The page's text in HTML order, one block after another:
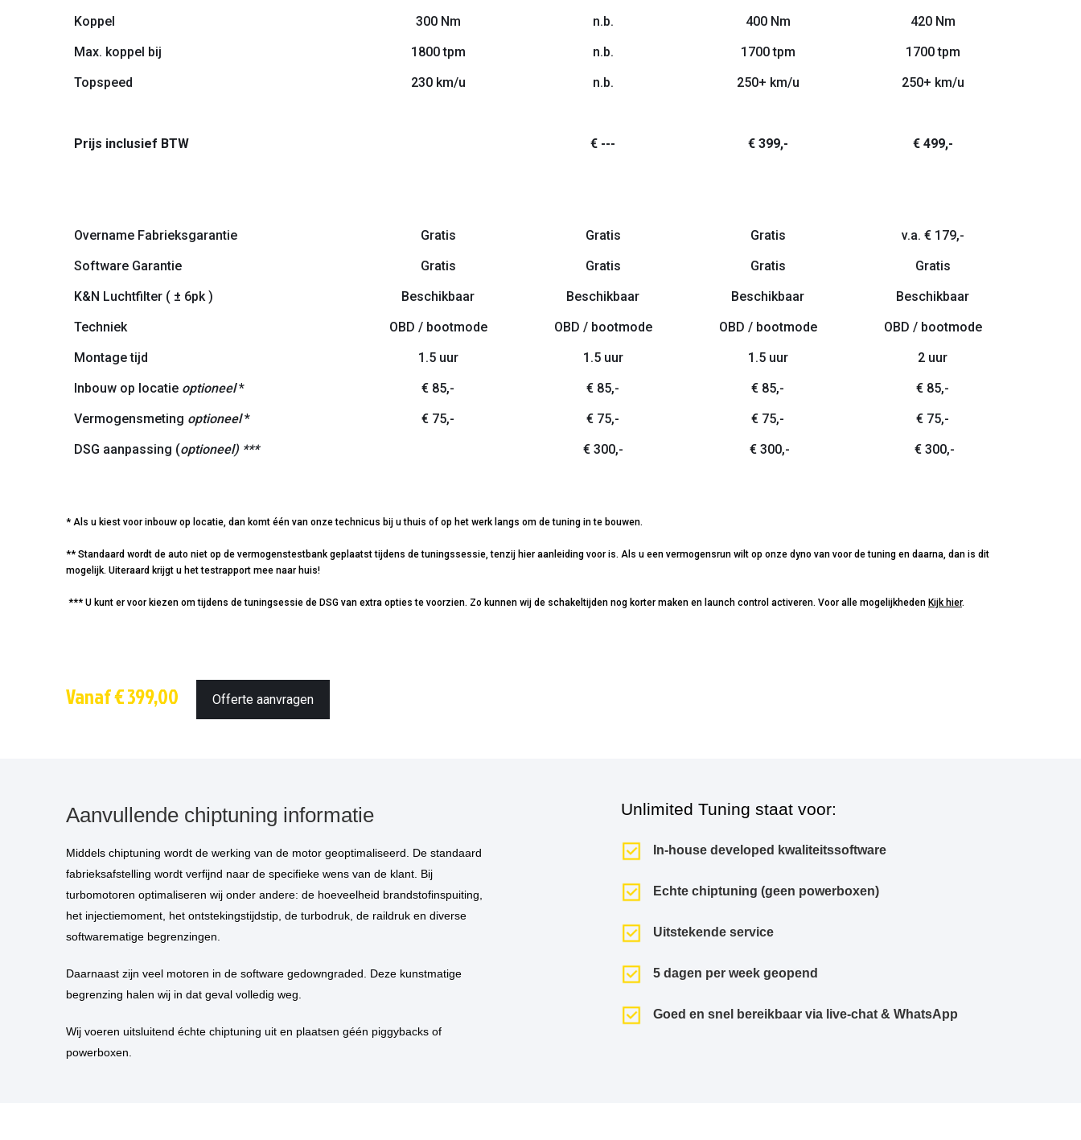
Koppel
300 Nm n.b. 400 Nm
420 Nm
Max. koppel bij
1800 tpm n.b. 1700 tpm
1700 tpm
Topspeed
230 km/u n.b. 250+ km/u 250+ km/u
Prijs inclusief BTW € --- € 399,- € 499,-
Overname Fabrieksgarantie Gratis Gratis Gratis
v.a. € 179,-
Software Garantie
Gratis Gratis Gratis
Gratis
K&N Luchtfilter ( ± 6pk )
Beschikbaar Beschikbaar Beschikbaar
Beschikbaar
Techniek
OBD / bootmode OBD / bootmode OBD / bootmode
OBD / bootmode
Montage tijd
1.5 uur 1.5 uur 1.5 uur
2 uur
Inbouw op locatie optioneel* € 85,- € 85,- € 85,-
€ 85,-
Vermogensmeting optioneel* € 75,- € 75,- € 75,-
€ 75,-
DSG aanpassing (optioneel) *** € 300,- € 300,- € 300,-
* Als u kiest voor inbouw op locatie, dan komt één van onze technicus bij u thuis of op het werk langs om de tuning in te bouwen.
** Standaard wordt de auto niet op de vermogenstestbank geplaatst tijdens de tuningssessie, tenzij hier aanleiding voor is. Als u een vermogensrun wilt op onze dyno van voor de tuning en daarna, dan is dit
mogelijk. Uiteraard krijgt u het testrapport mee naar huis!
*** U kunt er voor kiezen om tijdens de tuningsessie de DSG van extra opties te voorzien. Zo kunnen wij de schakeltijden nog korter maken en launch control activeren. Voor alle mogelijkheden kijk hier.
Vanaf € 399,00 Offerte aanvragen
Aanvullende chiptuning informatie
Middels chiptuning wordt de werking van de motor geoptimaliseerd. De standaard
fabrieksafstelling wordt verfijnd naar de specifieke wens van de klant. Bij
turbomotoren optimaliseren wij onder andere: de hoeveelheid brandstofinspuiting,
het injectiemoment, het ontstekingstijdstip, de turbodruk, de raildruk en diverse
softwarematige begrenzingen.
Daarnaast zijn veel motoren in de software gedowngraded. Deze kunstmatige
begrenzing halen wij in dat geval volledig weg.
Wij voeren uitsluitend échte chiptuning uit en plaatsen géén piggybacks of
powerboxen.
Unlimited Tuning staat voor:
In-house developed kwaliteitssoftware
Echte chiptuning (geen powerboxen)
Uitstekende service
5 dagen per week geopend
Goed en snel bereikbaar via live-chat & WhatsApp